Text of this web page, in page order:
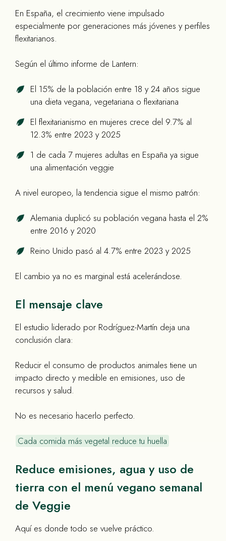
En España, el crecimiento viene impulsado
especialmente por generaciones más jóvenes y perfiles
flexitarianos.
Según el último informe de Lantern:
El 15% de la población entre 18 y 24 años sigue
una dieta vegana, vegetariana o flexitariana
El flexitarianismo en mujeres crece del 9.7% al
12.3% entre 2023 y 2025
1 de cada 7 mujeres adultas en España ya sigue
una alimentación veggie
A nivel europeo, la tendencia sigue el mismo patrón:
Alemania duplicó su población vegana hasta el 2%
entre 2016 y 2020
Reino Unido pasó al 4.7% entre 2023 y 2025
El cambio ya no es marginal está acelerándose.
El mensaje clave
El estudio liderado por Rodríguez-Martín deja una
conclusión clara:
Reducir el consumo de productos animales tiene un
impacto directo y medible en emisiones, uso de
recursos y salud.
No es necesario hacerlo perfecto.
Cada comida más vegetal reduce tu huella
Reduce emisiones, agua y uso de
tierra con el menú vegano semanal
de Veggie
Aquí es donde todo se vuelve práctico.